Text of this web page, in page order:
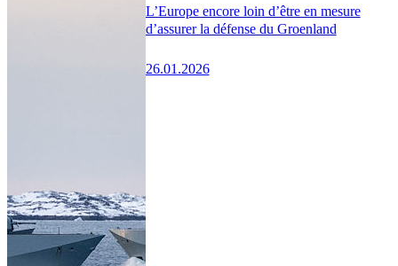
L’Europe encore loin d’être en mesure
d’assurer la défense du Groenland
26.01.2026